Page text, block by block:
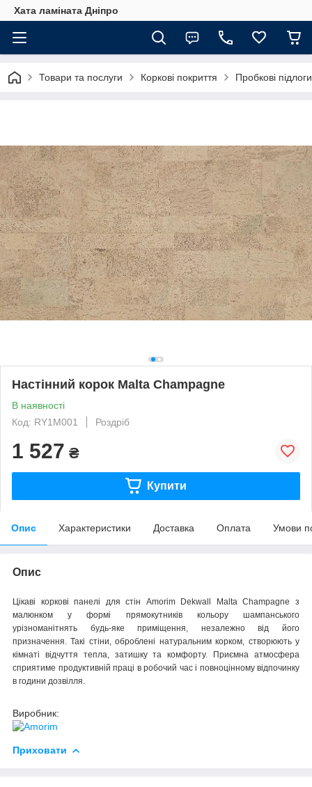
Хата ламіната Дніпро
Товари та послуги Коркові покриття Пробкові
Настінний корок Malta Champagne
В наявності
Код: RY1M001
Роздріб
1 527 ₴
Купити
Опис Характеристики Доставка Оплата Умови
Опис
Цікаві коркові панелі для стін Amorim Dekwall Malta Champagne з
малюнком у формі прямокутників кольору шампанського
урізноманітнять будь-яке приміщення, незалежно від його
призначення. Такі стіни, оброблені натуральним корком, створюють у
кімнаті відчуття тепла, затишку та комфорту. Приємна атмосфера
сприятиме продуктивній праці в робочий час і повноцінному відпочинку
в години дозвілля.
Виробник:
Приховати